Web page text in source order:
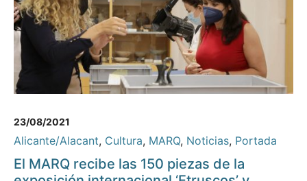
23/08/2021
Alicante/Alacant, Cultura, MARQ, Noticias, Portada
El MARQ recibe las 150 piezas de la